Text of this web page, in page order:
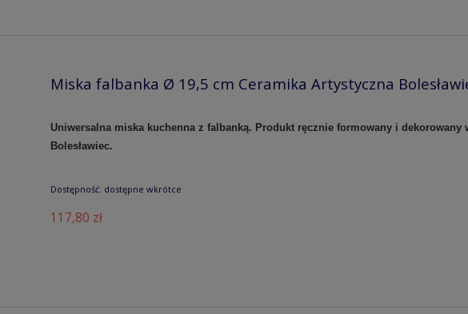
Miska falbanka Ø 19,5 cm Ceramika Artystyczna
Uniwersalna miska kuchenna z falbanką. Produkt ręcznie formowany i dekorowany
Bolesławiec.
Dostępność: dostępne wkrótce
117,80 zł